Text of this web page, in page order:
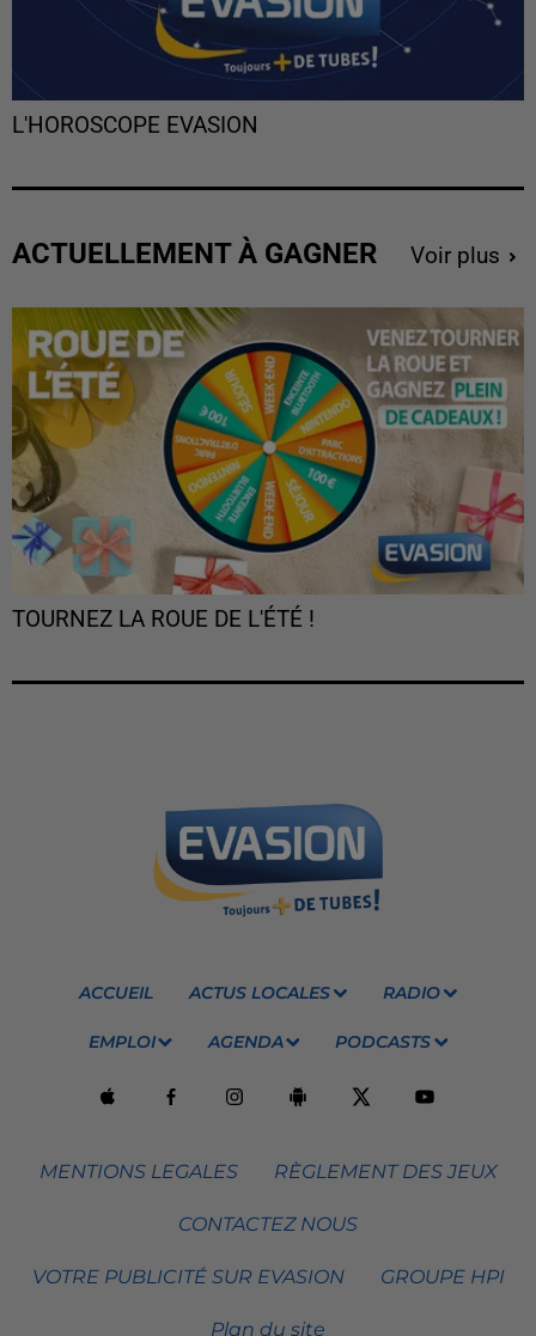
L'HOROSCOPE EVASION
ACTUELLEMENT À GAGNER Voir plus
TOURNEZ LA ROUE DE L'ÉTÉ !
ACCUEIL ACTUS LOCALES RADIO
EMPLOI AGENDA PODCASTS
MENTIONS LEGALES RÈGLEMENT DES JEUX
CONTACTEZ NOUS
VOTRE PUBLICITÉ SUR EVASION GROUPE HPI
Plan du site